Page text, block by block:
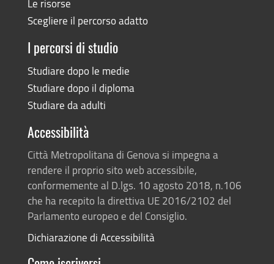
Le risorse
Scegliere il percorso adatto
I percorsi di studio
Studiare dopo le medie
Studiare dopo il diploma
Studiare da adulti
Accessibilità
Città Metropolitana di Genova si impegna a
rendere il proprio sito web accessibile,
conformemente al D.lgs. 10 agosto 2018, n.106
che ha recepito la direttiva UE 2016/2102 del
Parlamento europeo e del Consiglio.
Dichiarazione di Accessibilità